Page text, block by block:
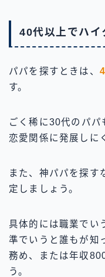
40代以上でハイ
パパを探すときは、
す。
ごく稀に30代のパ
恋愛関係に発展しに
また、神パパを探す
定しましょう。
具体的には職業でい
準でいうと誰もが知
務め、または年収
う。